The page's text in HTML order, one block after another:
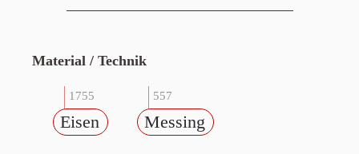
Material / Technik
1755
Eisen
557
Messing